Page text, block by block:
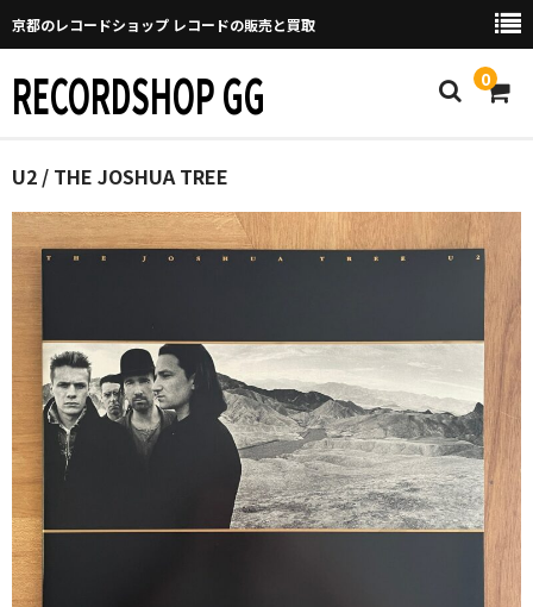
京都のレコードショップ レコードの販売と買取
RECORDSHOP GG 0
Home
マイページ
GGについて
買取について
取り置きなどについて
Categories
New Arrivals
U2 / THE JOSHUA TREE